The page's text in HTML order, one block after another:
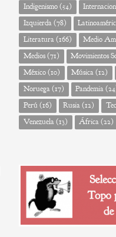
Indigenismo(54)
Izquierda(78)
Literatura(166) Medio
Medios(71) Movimientos
México(10) Música(12)
Noruega(17) Pandemia
Perú (16) Rusia(12)
Venezuela(13) África(22)